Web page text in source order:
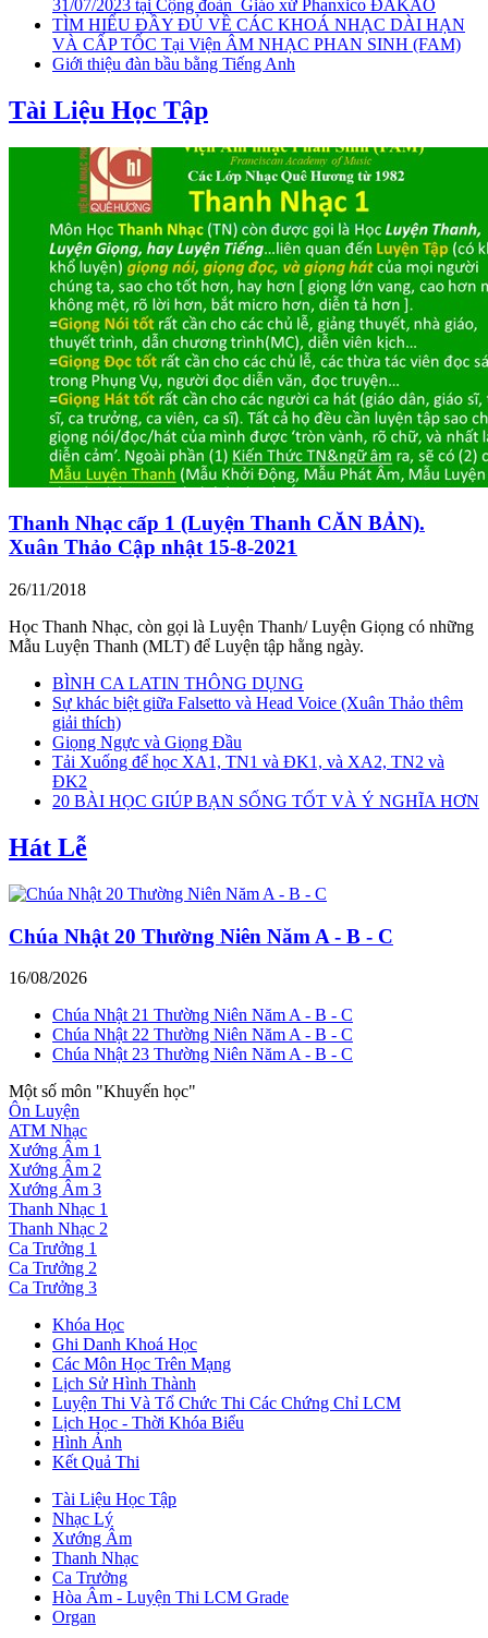
31/07/2023 tại Cộng đoàn_Giáo xứ Phanxico ĐAKAO
TÌM HIỂU ĐẦY ĐỦ VỀ CÁC KHOÁ NHẠC DÀI HẠN
VÀ CẤP TỐC Tại Viện ÂM NHẠC PHAN SINH (FAM)
Giới thiệu đàn bầu bằng Tiếng Anh
Tài Liệu Học Tập
Thanh Nhạc cấp 1 (Luyện Thanh CĂN BẢN).
Xuân Thảo Cập nhật 15-8-2021
26/11/2018
Học Thanh Nhạc, còn gọi là Luyện Thanh/ Luyện Giọng có những
Mẫu Luyện Thanh (MLT) để Luyện tập hằng ngày.
BÌNH CA LATIN THÔNG DỤNG
Sự khác biệt giữa Falsetto và Head Voice (Xuân Thảo thêm
giải thích)
Giọng Ngực và Giọng Đầu
Tải Xuống để học XA1, TN1 và ĐK1, và XA2, TN2 và
ĐK2
20 BÀI HỌC GIÚP BẠN SỐNG TỐT VÀ Ý NGHĨA HƠN
Hát Lễ
Chúa Nhật 20 Thường Niên Năm A - B - C
16/08/2026
Chúa Nhật 21 Thường Niên Năm A - B - C
Chúa Nhật 22 Thường Niên Năm A - B - C
Chúa Nhật 23 Thường Niên Năm A - B - C
Một số môn "Khuyến học"
Ôn Luyện
ATM Nhạc
Xướng Âm 1
Xướng Âm 2
Xướng Âm 3
Thanh Nhạc 1
Thanh Nhạc 2
Ca Trưởng 1
Ca Trưởng 2
Ca Trưởng 3
Khóa Học
Ghi Danh Khoá Học
Các Môn Học Trên Mạng
Lịch Sử Hình Thành
Luyện Thi Và Tổ Chức Thi Các Chứng Chỉ LCM
Lịch Học - Thời Khóa Biểu
Hình Ảnh
Kết Quả Thi
Tài Liệu Học Tập
Nhạc Lý
Xướng Âm
Thanh Nhạc
Ca Trưởng
Hòa Âm - Luyện Thi LCM Grade
Organ